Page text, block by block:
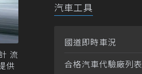
流
供
汽車工具
國道即時車況
合格汽車代驗廠列表